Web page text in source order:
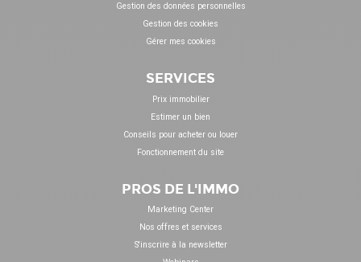
Gestion des données personnelles
Gestion des cookies
Gérer mes cookies
SERVICES
Prix immobilier
Estimer un bien
Conseils pour acheter ou louer
Fonctionnement du site
PROS DE L'IMMO
Marketing Center
Nos offres et services
S'inscrire à la newsletter